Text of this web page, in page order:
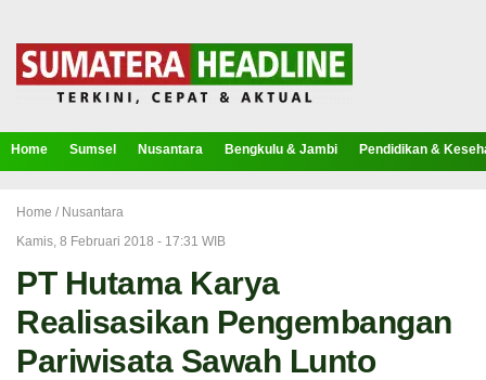
Home Sumsel Nusantara Bengkulu & Jambi Pendidikan &
Home / Nusantara
Kamis, 8 Februari 2018 - 17:31 WIB
PT Hutama Karya
Realisasikan Pengembangan
Pariwisata Sawah Lunto